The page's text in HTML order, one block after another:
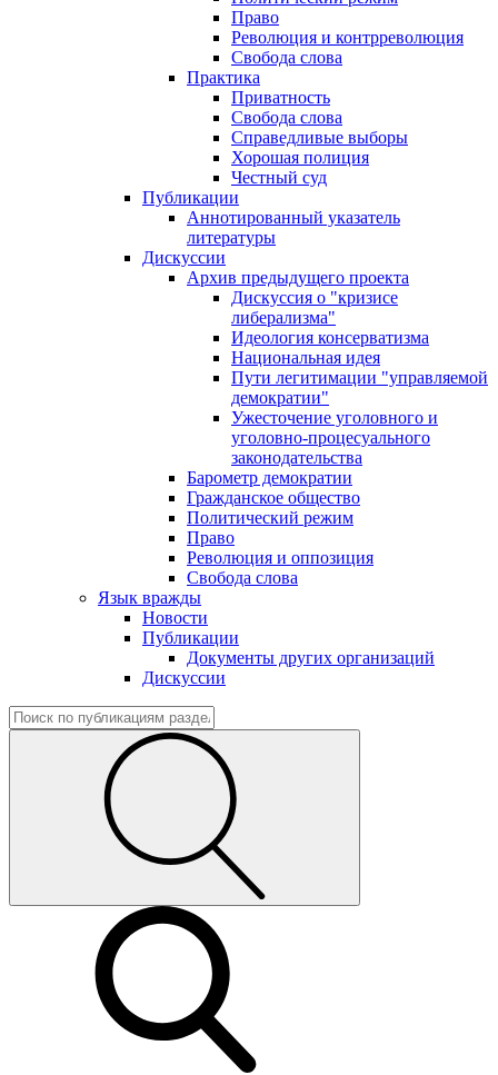
Право
Революция и контрреволюция
Свобода слова
Практика
Приватность
Свобода слова
Справедливые выборы
Хорошая полиция
Честный суд
Публикации
Аннотированный указатель
литературы
Дискуссии
Архив предыдущего проекта
Дискуссия о "кризисе
либерализма"
Идеология консерватизма
Национальная идея
Пути легитимации "управляемой
демократии"
Ужесточение уголовного и
уголовно-процесуального
законодательства
Барометр демократии
Гражданское общество
Политический режим
Право
Революция и оппозиция
Свобода слова
Язык вражды
Новости
Публикации
Документы других организаций
Дискуссии